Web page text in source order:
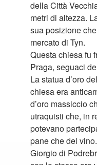
della Città
metri di altezza.
sua posizione
mercato di Tyn.
Questa chiesa fu
Praga, seguaci
La statua d’oro
chiesa era
d’oro massiccio
utraquisti che, in
potevano
pane che del
Giorgio di